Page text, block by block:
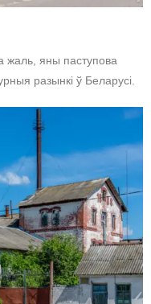
жаль, яны паступова
разынкі ў Беларусі.